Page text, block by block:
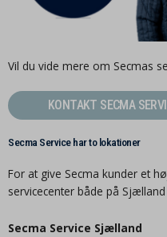
Vil du vide mere om Secmas
KONTAKT SECMA
Secma Service har to lokationer
For at give Secma kunder et
servicecenter både på Sjælland
Secma Service Sjælland